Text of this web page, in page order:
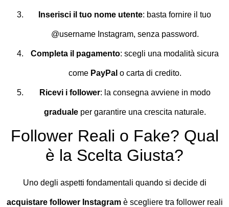
Inserisci il tuo nome utente: basta fornire il tuo
@username Instagram, senza password.
Completa il pagamento: scegli una modalità sicura
come PayPal o carta di credito.
Ricevi i follower: la consegna avviene in modo
gradualeper garantire una crescita naturale.
Follower Reali o Fake? Qual
è la Scelta Giusta?
Uno degli aspetti fondamentali quando si decide di
acquistare follower Instagramè scegliere tra follower reali